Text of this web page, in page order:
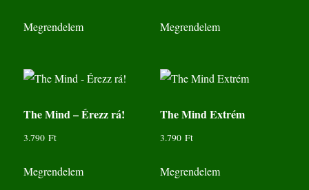
Megrendelem Megrendelem
The Mind – Érezz rá!
3.790Ft
Megrendelem
The Mind Extrém
3.790 Ft
Megrendelem